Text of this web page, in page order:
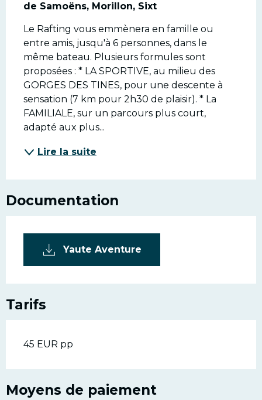
de Samoëns, Morillon, Sixt
Le Rafting vous emmènera en famille ou
entre amis, jusqu'à 6 personnes, dans le
même bateau. Plusieurs formules sont
proposées : * LA SPORTIVE, au milieu des
GORGES DES TINES, pour une descente à
sensation (7 km pour 2h30 de plaisir). * La
FAMILIALE, sur un parcours plus court,
adapté aux plus...
Lire la suite
Documentation
Yaute Aventure
Tarifs
45 EUR pp
Moyens de paiement